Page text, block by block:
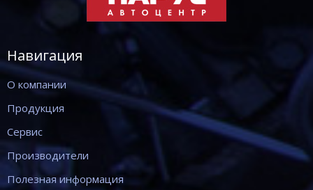
Навигация
О компании
Продукция
Сервис
Производители
Полезная информация